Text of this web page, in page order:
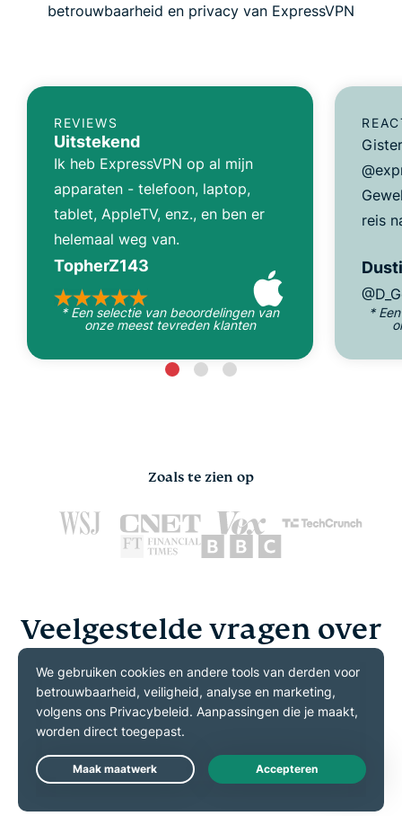
betrouwbaarheid en privacy van ExpressVPN
REVIEWS
Uitstekend
Ik heb ExpressVPN op al mijn
apparaten - telefoon, laptop,
tablet, AppleTV, enz., en ben er
helemaal weg van.
TopherZ143
* Een selectie van beoordelingen van
onze meest tevreden klanten
reis
*
Zoals te zien op
Veelgestelde vragen over
VPN's op smart tv's
Duidelijke uitleg om je te helpen de juiste VPN-
configuratie voor je tv te kiezen
Kun je een VPN gebruiken op een smartLive Chat